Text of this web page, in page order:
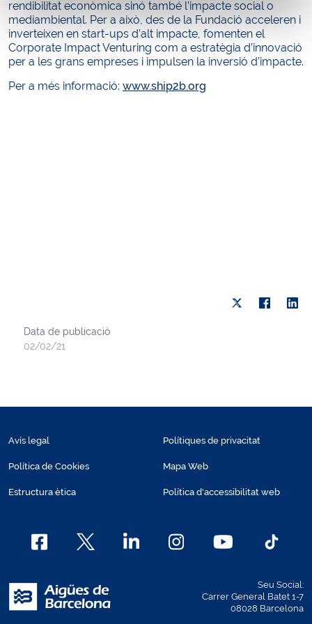
rendibilitat econòmica sinó també l’impacte social o
mediambiental. Per a això, des de la Fundació acceleren i
inverteixen en start-ups d’alt impacte, fomenten el
Corporate Impact Venturing com a estratègia d’innovació
per a les grans empreses i impulsen la inversió d’impacte.
Per a més informació: www.ship2b.org
Data de publicació
02/02/21
Avís legal
Política de Cookies
Estructura ètica
Polítiques de privacitat
Mapa Web
Política d'accessibilitat web
Seu Social:
Carrer General Batet 1-7
08028 Barcelona